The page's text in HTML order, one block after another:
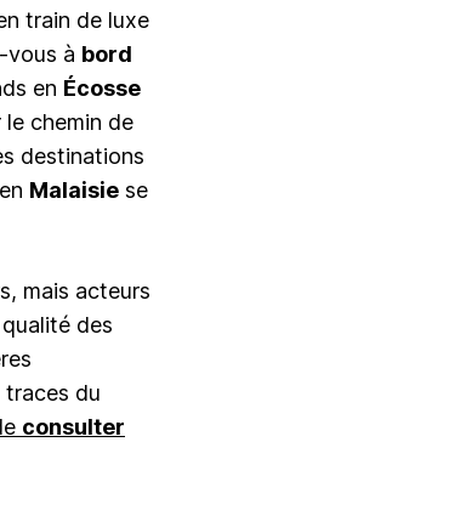
train de luxe
vous à bord
en Écosse
le chemin de
destinations
en Malaisie se
mais acteurs
des
traces du
consulter